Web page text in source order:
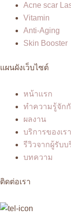
Acne scar
Vitamin
Anti-Aging
Skin Booster
แผนผังเว็บไซต์
หน้าแรก
ทำความรู้จัก
ผลงาน
บริการของเรา
รีวิวจากผู้รับบ
บทความ
ติดต่อเรา